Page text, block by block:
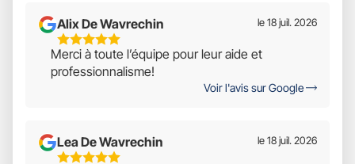
Alix De Wavrechin
5
Étoiles
Sur
le 18 juil. 2026
Merci à toute l’équipe pour leur aide et
professionnalisme!
Voir l'avis sur Google
Lea De Wavrechin
5
le 18 juil. 2026